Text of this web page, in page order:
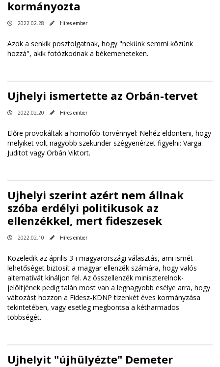
kormányozta
2022.02.28 Híres ember
Azok a senkik posztolgatnak, hogy "nekünk semmi közünk
hozzá", akik fotózkodnak a békemeneteken.
Ujhelyi ismertette az Orbán-tervet
2022.02.20 Híres ember
Előre provokáltak a homofób-törvénnyel: Nehéz eldönteni, hogy
melyiket volt nagyobb szekunder szégyenérzet figyelni: Varga
Juditot vagy Orbán Viktort.
Ujhelyi szerint azért nem állnak
szóba erdélyi politikusok az
ellenzékkel, mert fideszesek
2022.02.10 Híres ember
Közeledik az április 3-i magyarországi választás, ami ismét
lehetőséget biztosít a magyar ellenzék számára, hogy valós
alternatívát kínáljon fel. Az összellenzék miniszterelnök-
jelöltjének pedig talán most van a legnagyobb esélye arra, hogy
változást hozzon a Fidesz-KDNP tizenkét éves kormányzása
tekintetében, vagy esetleg megbontsa a kétharmados
többségét.
Ujhelyit "újhülyézte" Demeter